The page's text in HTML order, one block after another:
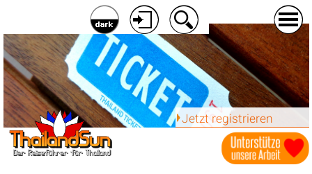
Jetzt registrieren